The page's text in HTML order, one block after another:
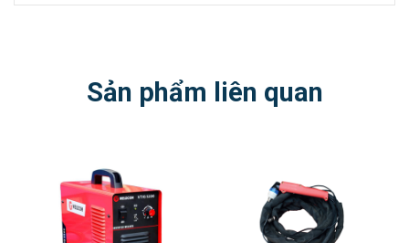
Sản phẩm liên quan